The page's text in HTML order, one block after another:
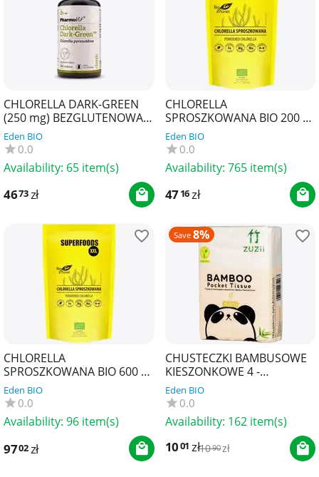
CHLORELLA DARK-GREEN
(250 mg) BEZGLUTENOWA
360 TABLETEK - PHARMOVIT
(CLASSIC)
Eden BIO
0.0
Availability: 65 item(s)
4673zł
CHLORELLA
SPROSZKOWANA BIO 200 g -
BIO PLANET SUPERFOODS
Eden BIO
0.0
Availability: 765 item(s)
4716zł
CHLORELLA
SPROSZKOWANA BIO 600 g -
BIO PLANET SUPERFOODS
Eden BIO
0.0
Availability: 96 item(s)
9702zł
Save 8%
CHUSTECZKI BAMBUSOWE
KIESZONKOWE 4 -
WARSTWOWE 8 x 8 szt. -
ZUZII
Eden BIO
0.0
Availability: 162 item(s)
1001 zł1090zł